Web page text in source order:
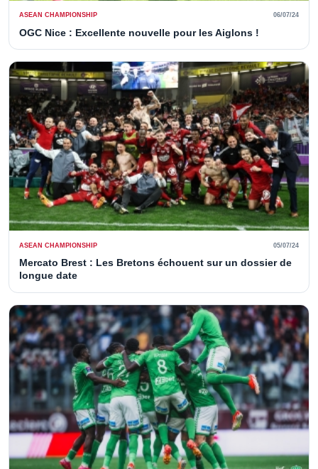
ASEAN CHAMPIONSHIP 06/07/24
OGC Nice : Excellente nouvelle pour les Aiglons !
ASEAN CHAMPIONSHIP 05/07/24
Mercato Brest : Les Bretons échouent sur un dossier de
longue date